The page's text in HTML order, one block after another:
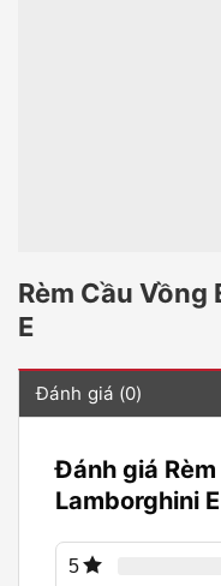
Rèm Cầu
E
Đánh giá (0)
Đánh giá
Lamborghini E
5